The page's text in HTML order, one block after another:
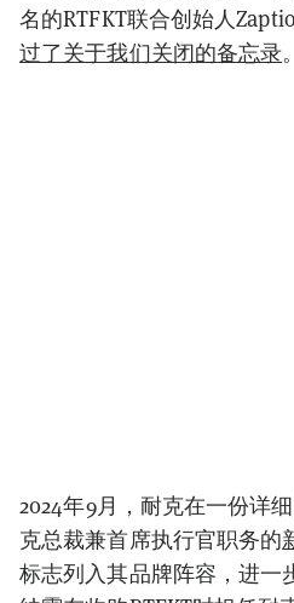
名的RTFKT联合创始人
过了关于我们关闭的备忘录
2024年9月，耐克在一份详
克总裁兼首席执行官职务的
标志列入其品牌阵容，进一